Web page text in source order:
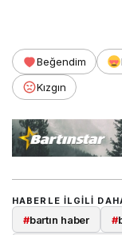
Beğendim
Kızgın
HABERLE ILGILI
#bartın haber #